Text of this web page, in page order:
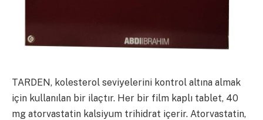
TARDEN, kolesterol seviyelerini kontrol altına almak
için kullanılan bir ilaçtır. Her bir film kaplı tablet, 40
mg atorvastatin kalsiyum trihidrat içerir. Atorvastatin,